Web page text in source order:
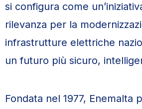
si configura come
rilevanza per la
infrastrutture elettriche
un futuro più sicuro,
Fondata nel 1977, Enemalta